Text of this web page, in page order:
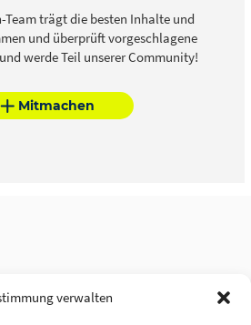
verwalten
Team trägt die besten Inhalte und
und überprüft vorgeschlagene
werde Teil unserer Community!
Mitmachen